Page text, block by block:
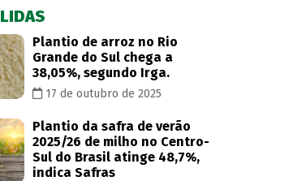
Plantio de arroz no Rio
Grande do Sul chega a
38,05%, segundo Irga.
17 de outubro de 2025
Plantio da safra de verão
2025/26 de milho no Centro-
Sul do Brasil atinge 48,7%,
indica Safras